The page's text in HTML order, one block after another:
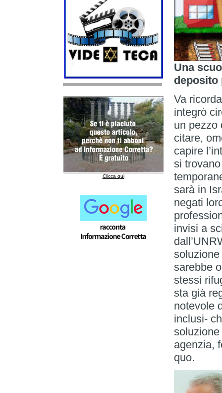
Clicca qui
Una
Va
integrò
un pezzo
citare,
capire
si
sarà in
negati
invisi a
sarebbe
stessi
sta già
notevole
inclusi-
agenzia,
quo.